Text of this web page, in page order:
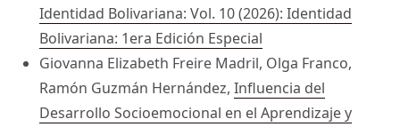
Identidad Bolivariana: Vol. 10 (2026): Identidad
Bolivariana: 1era Edición Especial
Giovanna Elizabeth Freire Madril, Olga Franco,
Ramón Guzmán Hernández, Influencia del
Desarrollo Socioemocional en el Aprendizaje y